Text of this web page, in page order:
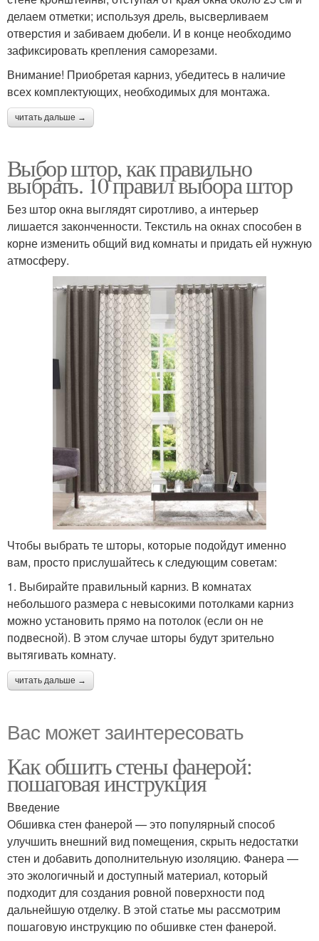
делаем отметки; используя дрель, высверливаем
отверстия и забиваем дюбели. И в конце необходимо
зафиксировать крепления саморезами.
Внимание! Приобретая карниз, убедитесь в наличие
всех комплектующих, необходимых для монтажа.
читать дальше →
Выбор штор, как правильно
выбрать. 10 правил выбора штор
Без штор окна выглядят сиротливо, а интерьер
лишается законченности. Текстиль на окнах способен в
корне изменить общий вид комнаты и придать ей нужную
атмосферу.
Чтобы выбрать те шторы, которые подойдут именно
вам, просто прислушайтесь к следующим советам:
1. Выбирайте правильный карниз. В комнатах
небольшого размера с невысокими потолками карниз
можно установить прямо на потолок (если он не
подвесной). В этом случае шторы будут зрительно
вытягивать комнату.
читать дальше →
Вас может заинтересовать
Как обшить стены фанерой:
пошаговая инструкция
Введение
Обшивка стен фанерой — это популярный способ
улучшить внешний вид помещения, скрыть недостатки
стен и добавить дополнительную изоляцию. Фанера —
это экологичный и доступный материал, который
подходит для создания ровной поверхности под
дальнейшую отделку. В этой статье мы рассмотрим
пошаговую инструкцию по обшивке стен фанерой.